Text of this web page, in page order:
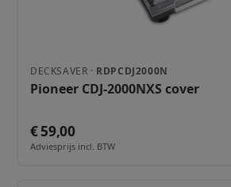
DECKSAVER · RDPCDJ2000N
Pioneer CDJ-2000NXS cover
€ 59,00
Adviesprijs incl. BTW